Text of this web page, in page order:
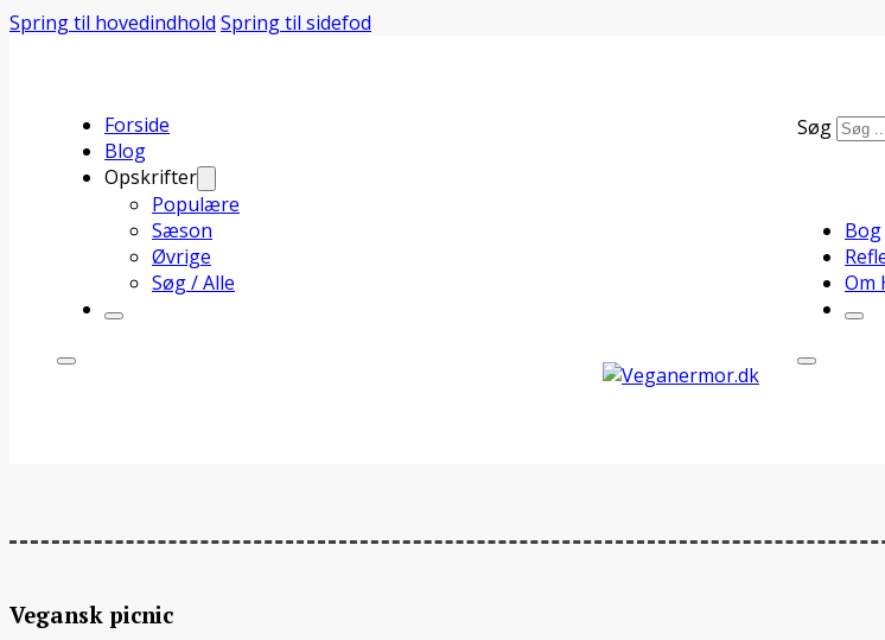
Spring til hovedindhold Spring til sidefod
Forside
Blog
Opskrifter
Populære
Sæson
Øvrige
Søg / Alle
Søg
Bog
Om
Vegansk picnic